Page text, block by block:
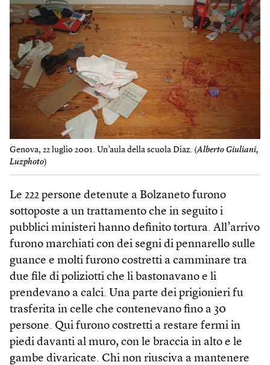
Genova, 22 luglio 2001. Un’aula della scuola Diaz. (Alberto Giuliani,
Luzphoto)
Le 222 persone detenute a Bolzaneto furono
sottoposte a un trattamento che in seguito i
pubblici ministeri hanno definito tortura. All’arrivo
furono marchiati con dei segni di pennarello sulle
guance e molti furono costretti a camminare tra
due file di poliziotti che li bastonavano e li
prendevano a calci. Una parte dei prigionieri fu
trasferita in celle che contenevano fino a 30
persone. Qui furono costretti a restare fermi in
piedi davanti al muro, con le braccia in alto e le
gambe divaricate. Chi non riusciva a mantenere